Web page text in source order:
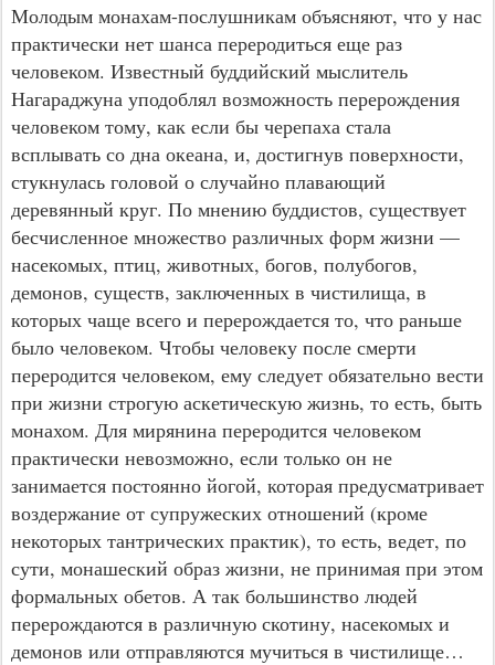
Молодым монахам-послушникам объясняют, что у нас
практически нет шанса переродиться еще раз
человеком. Известный буддийский мыслитель
Нагараджуна уподоблял возможность перерождения
человеком тому, как если бы черепаха стала
всплывать со дна океана, и, достигнув поверхности,
стукнулась головой о случайно плавающий
деревянный круг. По мнению буддистов, существует
бесчисленное множество различных форм жизни —
насекомых, птиц, животных, богов, полубогов,
демонов, существ, заключенных в чистилища, в
которых чаще всего и перерождается то, что раньше
было человеком. Чтобы человеку после смерти
переродится человеком, ему следует обязательно вести
при жизни строгую аскетическую жизнь, то есть, быть
монахом. Для мирянина переродится человеком
практически невозможно, если только он не
занимается постоянно йогой, которая предусматривает
воздержание от супружеских отношений (кроме
некоторых тантрических практик), то есть, ведет, по
сути, монашеский образ жизни, не принимая при этом
формальных обетов. А так большинство людей
перерождаются в различную скотину, насекомых и
демонов или отправляются мучиться в чистилище…